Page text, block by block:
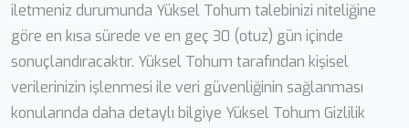
iletmeniz durumunda Yüksel Tohum talebinizi niteliğine
göre en kısa sürede ve en geç 30 (otuz) gün içinde
sonuçlandıracaktır. Yüksel Tohum tarafından kişisel
verilerinizin işlenmesi ile veri güvenliğinin sağlanması
konularında daha detaylı bilgiye Yüksel Tohum Gizlilik